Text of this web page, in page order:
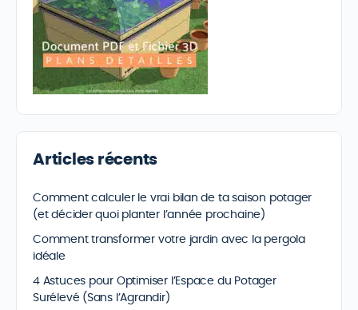
Articles récents
Comment calculer le vrai bilan de ta saison potager
(et décider quoi planter l’année prochaine)
Comment transformer votre jardin avec la pergola
idéale
4 Astuces pour Optimiser l’Espace du Potager
Surélevé (Sans l’Agrandir)